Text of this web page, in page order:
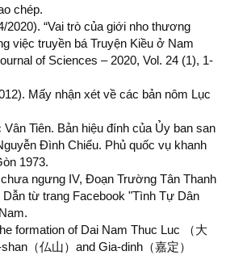
chép.
2020). “Vai trò của giới nho thương
việc truyền bá Truyện Kiều ở Nam
of Sciences – 2020, Vol. 24 (1), 1-
Mấy nhận xét về các bản nôm Lục
Tiên. Bản hiệu đính của Ủy ban san
Đình Chiểu. Phủ quốc vụ khanh
1973.
ngưng IV, Đoạn Trường Tân Thanh
từ trang Facebook "Tình Tự Dân
formation of Dai Nam Thuc Luc （大
（仏山）and Gia-dinh（嘉定）